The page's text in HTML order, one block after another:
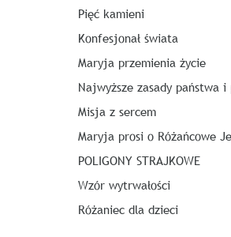
Pięć kamieni
Konfesjonał świata
Maryja przemienia życie
Najwyższe zasady państwa
Misja z sercem
Maryja prosi o Różańcowe
POLIGONY STRAJKOWE
Wzór wytrwałości
Różaniec dla dzieci